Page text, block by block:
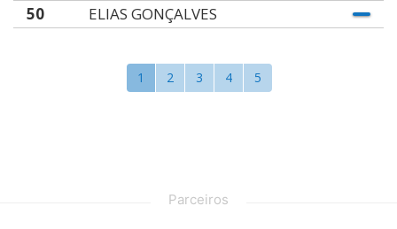
50
ELIAS GONÇALVES
1 2 3 4 5
Parceiros